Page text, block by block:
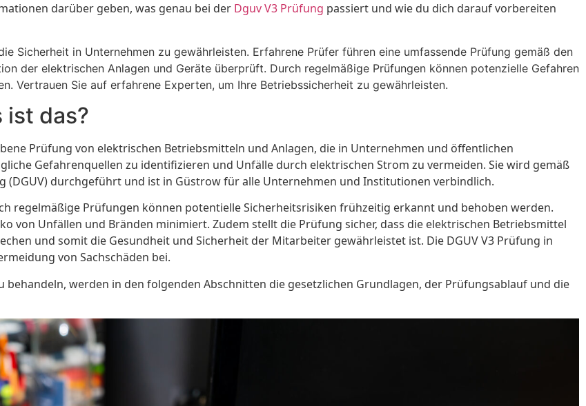
darüber geben, was genau bei der Dguv V3 Prüfung passiert und wie du dich darauf vorbereiten
Sicherheit in Unternehmen zu gewährleisten. Erfahrene Prüfer führen eine umfassende Prüfung gemäß den
der elektrischen Anlagen und Geräte überprüft. Durch regelmäßige Prüfungen können potenzielle Gefahren
Vertrauen Sie auf erfahrene Experten, um Ihre Betriebssicherheit zu gewährleisten.
ist das?
Prüfung von elektrischen Betriebsmitteln und Anlagen, die in Unternehmen und öffentlichen
Gefahrenquellen zu identifizieren und Unfälle durch elektrischen Strom zu vermeiden. Sie wird gemäß
(DGUV) durchgeführt und ist in Güstrow für alle Unternehmen und Institutionen verbindlich.
regelmäßige Prüfungen können potentielle Sicherheitsrisiken frühzeitig erkannt und behoben werden.
von Unfällen und Bränden minimiert. Zudem stellt die Prüfung sicher, dass die elektrischen Betriebsmittel
und somit die Gesundheit und Sicherheit der Mitarbeiter gewährleistet ist. Die DGUV V3 Prüfung in
von Sachschäden bei.
behandeln, werden in den folgenden Abschnitten die gesetzlichen Grundlagen, der Prüfungsablauf und die